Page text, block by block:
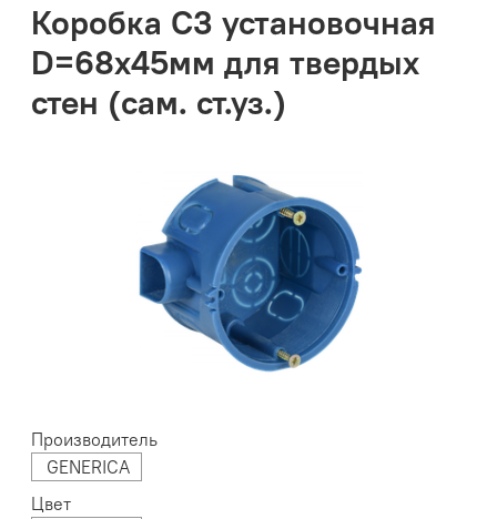
Коробка С3 установочная
D=68x45мм для твердых
стен (сам. ст.уз.)
Производитель
GENERICA
Цвет